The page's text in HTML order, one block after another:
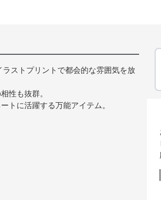
ストプリントで都会的な雰囲気を放
性も抜群。
トに活躍する万能アイテム。